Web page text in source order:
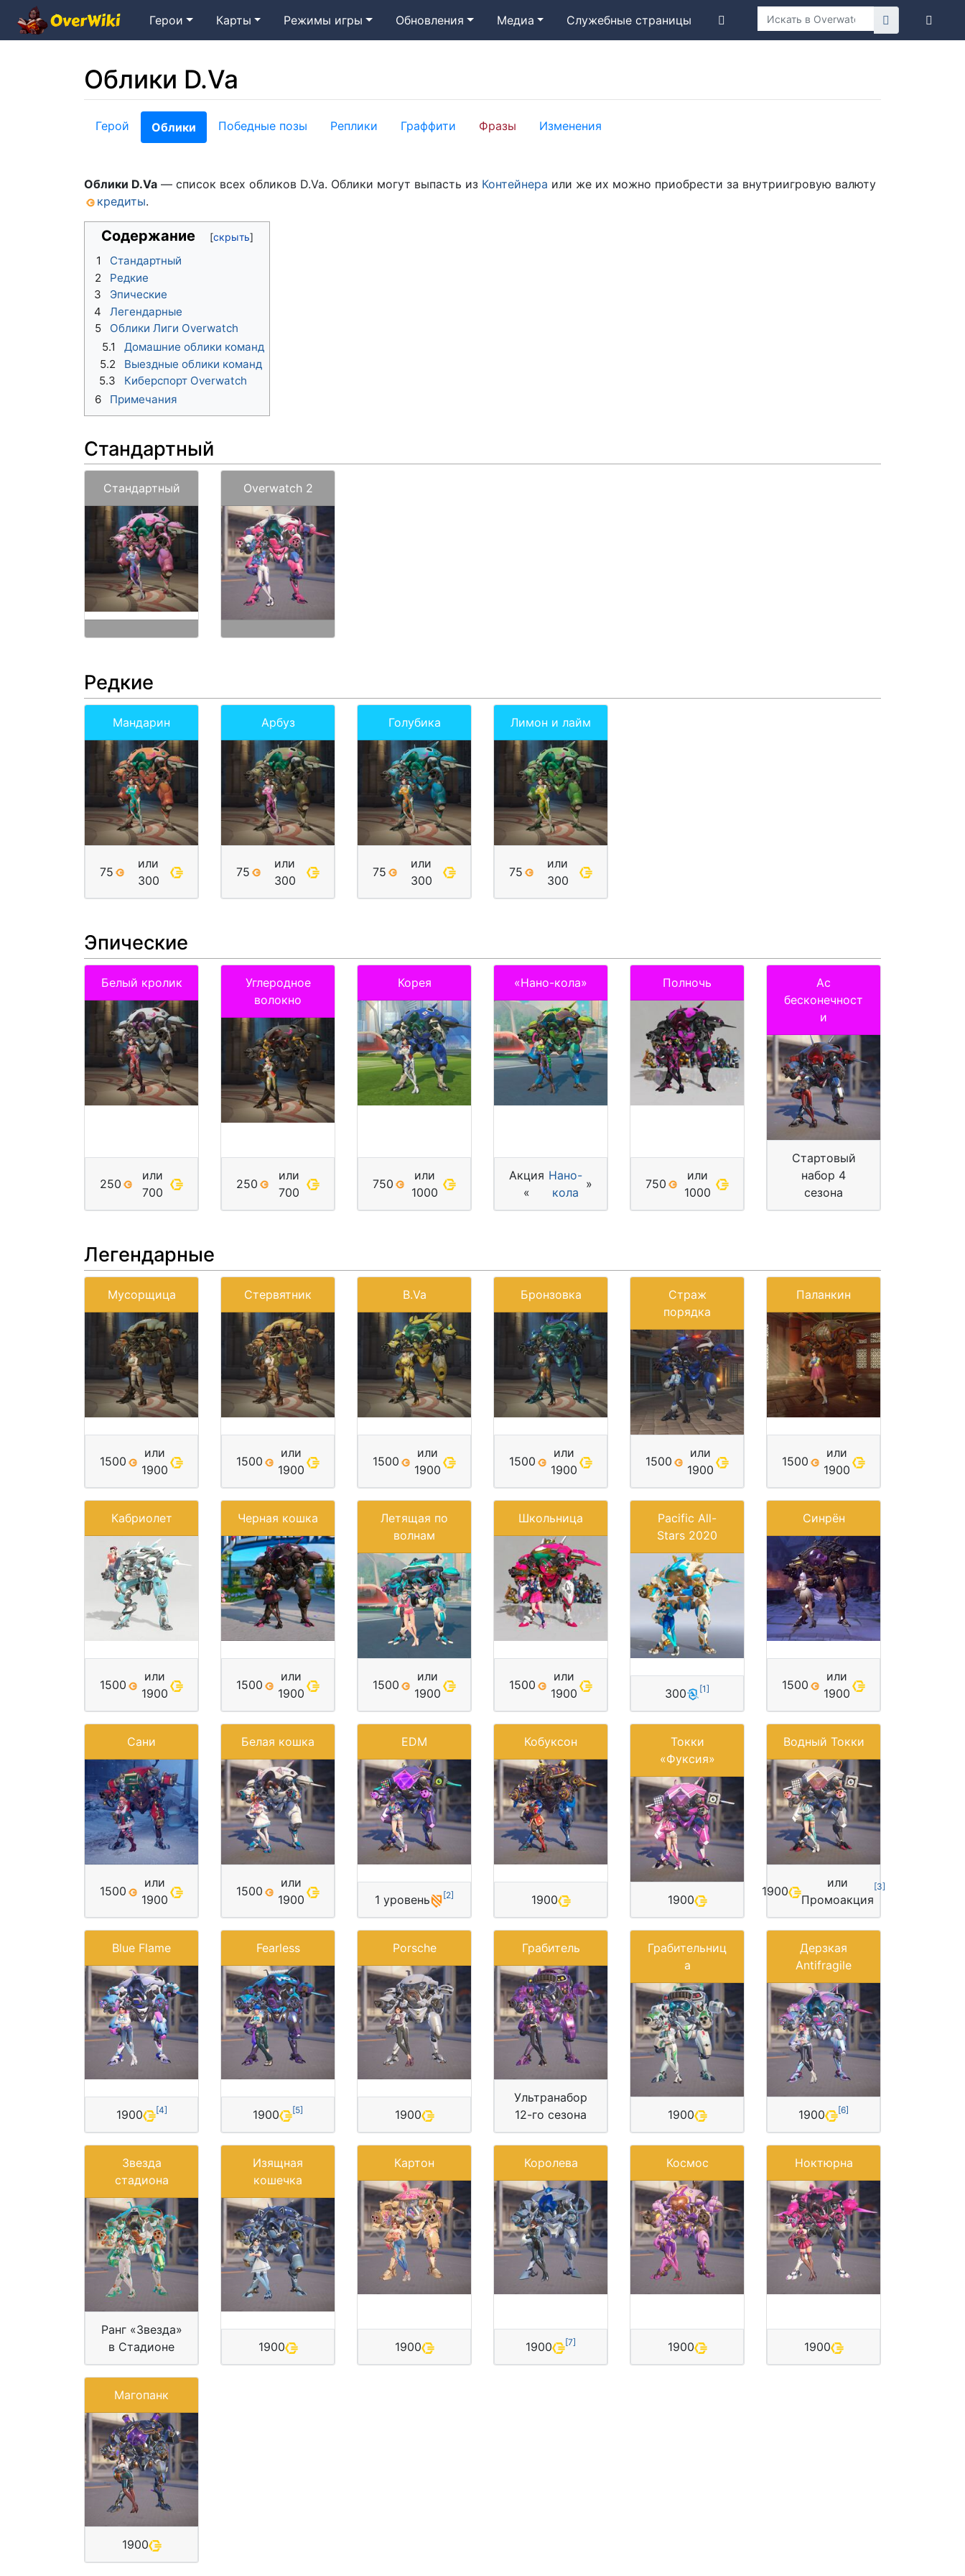
Герои Карты Режимы игры Обновления Медиа Служебные страницы
Облики D.Va
Перейти к: поиск
Герой Облики Победные позы Реплики Граффити Фразы Изменения
Облики D.Va — список всех обликов D.Va. Облики могут выпасть из Контейнера или же их можно приобрести за внутриигровую валюту
кредиты.
Содержание
1
Стандартный
2
Редкие
3
Эпические
4
Легендарные
5
Облики Лиги Overwatch
5.1
Домашние облики команд
5.2
Выездные облики команд
5.3
Киберспорт Overwatch
6
Примечания
Стандартный
Стандартный Overwatch 2
Редкие
Мандарин
75
или
300
Арбуз
75
или
300
Голубика
75
или
300
Лимон и лайм
75
или
300
Эпические
Белый кролик
250
или
700
Углеродное
волокно
250
или
700
Корея
750
или
1000
«Нано-кола»
Акция
«
Нано-
кола
»
Полночь
750
или
1000
Ас
бесконечност
и
Стартовый
набор 4
сезона
Легендарные
Мусорщица
1500
или
1900
Стервятник
1500
или
1900
B.Va
1500
или
1900
Бронзовка
1500
или
1900
Страж
порядка
1500
или
1900
Паланкин
1500
или
1900
Кабриолет
1500
или
1900
Черная кошка
1500
или
1900
Летящая по
волнам
1500
или
1900
Школьница
1500
или
1900
Pacific All-
Stars 2020
300 [1]
Синрён
1500
или
1900
Сани
1500
или
1900
Белая кошка
1500
или
1900
EDM
1 уровень [2]
Кобуксон
1900
Токки
«Фуксия»
1900
Водный Токки
1900
или
Промоакция
[3]
Blue Flame
1900 [4]
Fearless
1900 [5]
Porsche
1900
Грабитель
Ультранабор
12-го сезона
Грабительниц
а
1900
Дерзкая
Antifragile
1900 [6]
Звезда
стадиона
Ранг «Звезда»
в Стадионе
Изящная
кошечка
1900
Картон
1900
Королева
1900 [7]
Космос
1900
Ноктюрна
1900
Магопанк
1900